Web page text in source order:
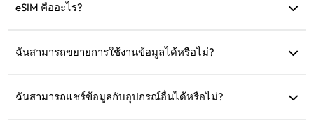
10GB, 20GB)/30 วัน คุณสามารถเลือกตามความต้องการของ
eSIM คืออะไร?
จากดาวน์โหลดและติดตั้งแล้ว คุณสามารถใช้งานเพื่อเชื่อมต่อ
ฉันสามารถขยายการใช้งานข้อมูลได้หรือไม่?
จากแผนปัจจุบันหมดอายุ
ฉันสามารถแชร์ข้อมูลกับอุปกรณ์อื่นได้หรือไม่?